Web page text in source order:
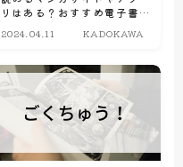
リはある？おすすめ電子書
のサブスク比較情報
2024.04.11 KADOKAWA